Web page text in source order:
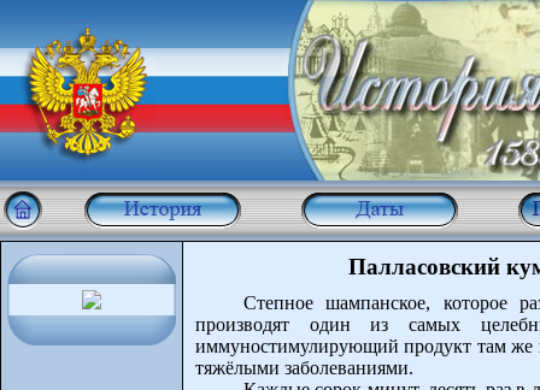
Палласовский
Степное шампанское, которое
производят один из самых
иммуностимулирующий продукт там же
тяжёлыми заболеваниями.